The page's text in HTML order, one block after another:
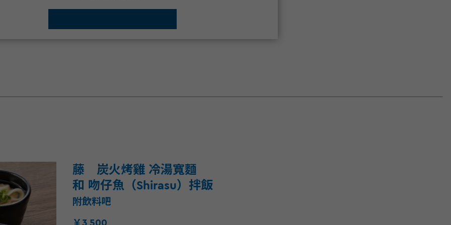
藤 炭火烤雞 冷湯寬麵
和 吻仔魚（Shirasu）拌飯
附飲料吧
￥3,500